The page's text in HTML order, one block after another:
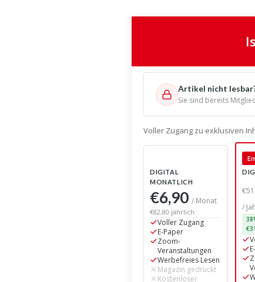
Artikel nicht
Sie sind bereits
Voller Zugang zu exklusiven
DIGITAL
MONATLICH
€6,90/ Monat
€82,80 jährlich
Voller Zugang
E-Paper
Zoom-
Veranstaltungen
Werbefreies Lesen
Magazin gedruckt
Kostenloser
/